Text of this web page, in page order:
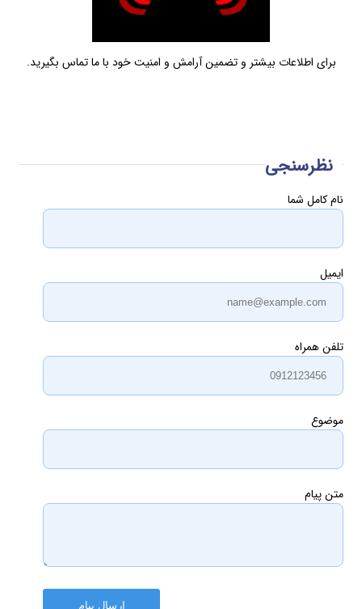
برای اطلاعات بیشتر و تضمین آرامش و امنیت خود با ما تماس بگیرید.
نظرسنجی
نام کامل شما
ایمیل
تلفن همراه
موضوع
متن پیام
ارسال پیام